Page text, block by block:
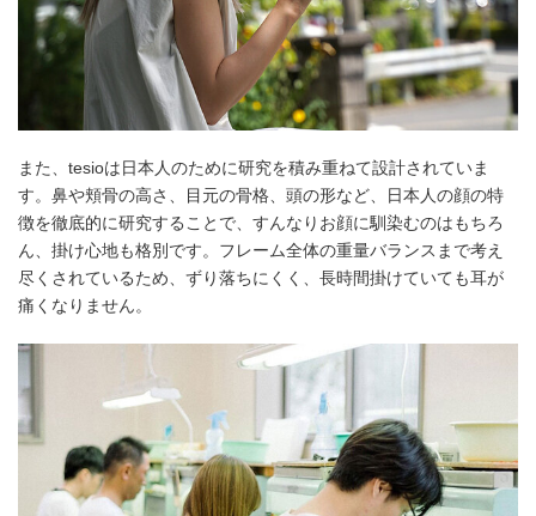
また、tesioは日本人のために研究を積み重ねて設計されていま
す。鼻や頬骨の高さ、目元の骨格、頭の形など、日本人の顔の特
徴を徹底的に研究することで、すんなりお顔に馴染むのはもちろ
ん、掛け心地も格別です。フレーム全体の重量バランスまで考え
尽くされているため、ずり落ちにくく、長時間掛けていても耳が
痛くなりません。